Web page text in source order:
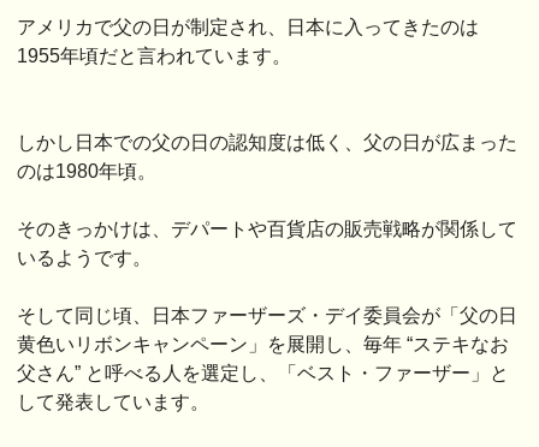
アメリカで父の日が制定され、日本に入ってきたのは
1955年頃だと言われています。
しかし日本での父の日の認知度は低く、父の日が広まった
のは1980年頃。
そのきっかけは、デパートや百貨店の販売戦略が関係して
いるようです。
そして同じ頃、日本ファーザーズ・デイ委員会が「父の日
黄色いリボンキャンペーン」を展開し、毎年 “ステキなお
父さん” と呼べる人を選定し、「ベスト・ファーザー」と
して発表しています。